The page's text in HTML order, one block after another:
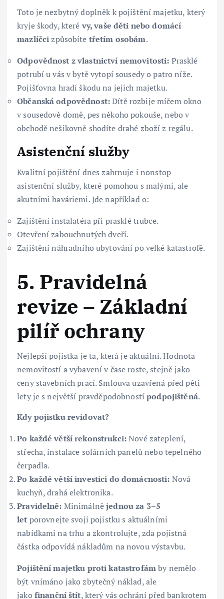
Toto je nezbytný doplněk k pojištění majetku, který
kryje škody, kterévy, vaše děti nebo domácí
mazlíčcizpůsobíte třetím osobám.
Odpovědnost z vlastnictví nemovitosti: Prasklé
potrubí u vás v bytě vytopí sousedy o patro níže.
Pojišťovna hradí škodu na jejich majetku.
Občanská odpovědnost:Dítě rozbije míčem okno
v sousedově domě, pes někoho pokouše, nebo v
obchodě nešikovně shodíte drahé zboží z regálu.
Asistenční služby
Kvalitní pojištění dnes zahrnuje i nonstop
asistenční služby, které pomohou s malými, ale
akutními haváriemi. Jde například o:
Zajištění instalatéra při prasklé trubce.
Otevření zabouchnutých dveří.
Zajištění náhradního ubytování po velké katastrofě.
5. Pravidelná
revize – Základní
pilíř ochrany
Nejlepší pojistka je ta, která je aktuální. Hodnota
nemovitostí a vybavení v čase roste, stejně jako
ceny stavebních prací. Smlouva uzavřená před pěti
lety je s největší pravděpodobnostípodpojištěná.
Kdy pojistku revidovat?
Po každé větší rekonstrukci:Nové zateplení,
střecha, instalace solárních panelů nebo tepelného
čerpadla.
Po každé větší investici do domácnosti: Nová
kuchyň, drahá elektronika.
Pravidelně: Minimálnějednou za 3–5
let porovnejte svoji pojistku s aktuálními
nabídkami na trhu a zkontrolujte, zda pojistná
částka odpovídá nákladům na novou výstavbu.
Pojištění majetku proti katastrofámby nemělo
být vnímáno jako zbytečný náklad, ale
jakofinanční štít, který vás ochrání před bankrotem